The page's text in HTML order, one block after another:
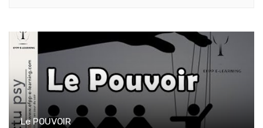
Le POUVOIR